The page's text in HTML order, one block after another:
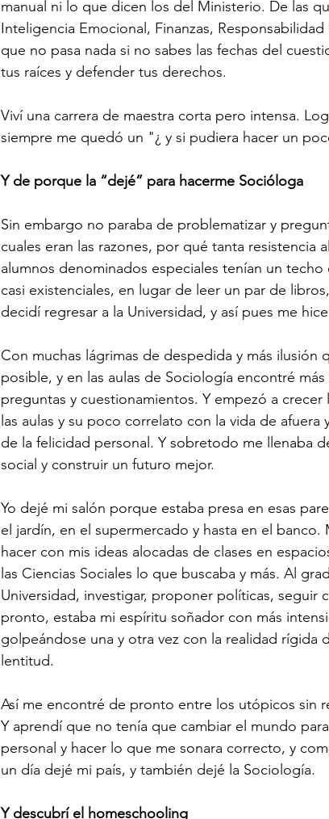
manual ni lo que dicen los del Ministerio. De las
Inteligencia Emocional, Finanzas,
que no pasa nada si no sabes las fechas del
tus raíces y defender tus derechos.
Viví una carrera de maestra corta pero intensa.
siempre me quedó un "¿ y si pudiera hacer un
Y de porque la “dejé” para hacerme Socióloga
Sin embargo no paraba de problematizar y
cuales eran las razones, por qué tanta
alumnos denominados especiales tenían un
casi existenciales, en lugar de leer un par de
decidí regresar a la Universidad, y así pues me
Con muchas lágrimas de despedida y más ilusión
posible, y en las aulas de Sociología encontré
preguntas y cuestionamientos. Y empezó a
las aulas y su poco correlato con la vida de
de la felicidad personal. Y sobretodo me llenaba
social y construir un futuro mejor.
Yo dejé mi salón porque estaba presa en esas
el jardín, en el supermercado y hasta en el
hacer con mis ideas alocadas de clases en
las Ciencias Sociales lo que buscaba y más. Al
Universidad, investigar, proponer políticas, seguir
pronto, estaba mi espíritu soñador con más
golpeándose una y otra vez con la realidad rígida
lentitud.
Así me encontré de pronto entre los utópicos sin
Y aprendí que no tenía que cambiar el mundo
personal y hacer lo que me sonara correcto, y
un día dejé mi país, y también dejé la Sociología.
Y descubrí el homeschooling